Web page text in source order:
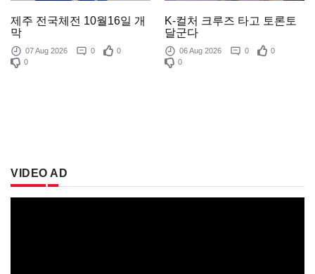
제주 전국체전 10월16일 개
막
07 Aug 2026 0
0
0
K-컬처 크루즈 타고 토론토
달군다
06 Aug 2026 0
0
0
VIDEO AD